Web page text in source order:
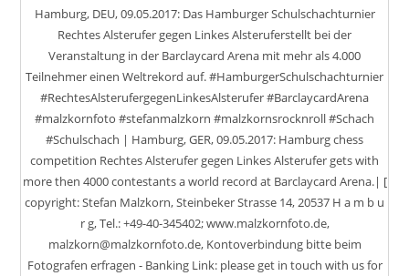
Hamburg, DEU, 09.05.2017: Das Hamburger Schulschachturnier
Rechtes Alsterufer gegen Linkes Alsteruferstellt bei der
Veranstaltung in der Barclaycard Arena mit mehr als 4.000
Teilnehmer einen Weltrekord auf. #HamburgerSchulschachturnier
#RechtesAlsterufergegenLinkesAlsterufer #BarclaycardArena
#malzkornfoto #stefanmalzkorn #malzkornsrocknroll #Schach
#Schulschach | Hamburg, GER, 09.05.2017: Hamburg chess
competition Rechtes Alsterufer gegen Linkes Alsterufer gets with
more then 4000 contestants a world record at Barclaycard Arena.| [
copyright: Stefan Malzkorn, Steinbeker Strasse 14, 20537 H a m b u
r g, Tel.: +49-40-345402; www.malzkornfoto.de,
malzkorn@malzkornfoto.de, Kontoverbindung bitte beim
Fotografen erfragen - Banking Link: please get in touch with us for